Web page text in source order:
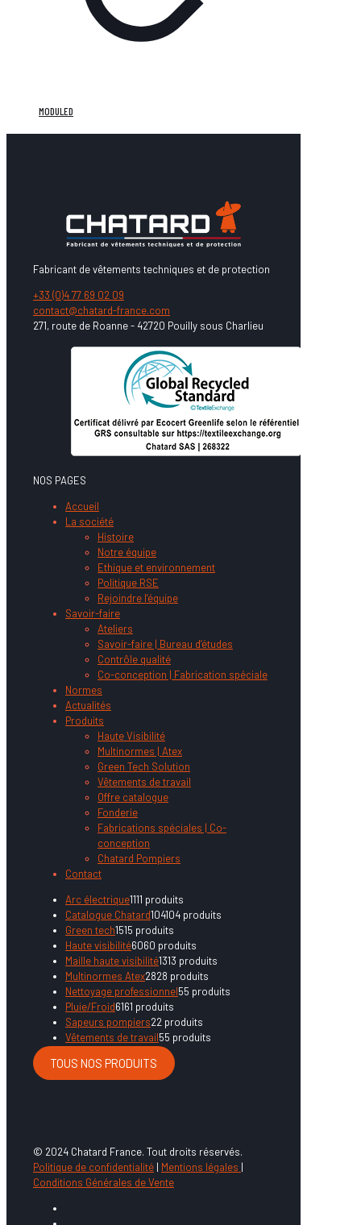
MODULED
Fabricant de vêtements techniques et de protection
+33 (0)4 77 69 02 09
contact@chatard-france.com
271, route de Roanne - 42720 Pouilly sous Charlieu
NOS PAGES
Accueil
La société
Histoire
Notre équipe
Ethique et environnement
Politique RSE
Rejoindre l’équipe
Savoir-faire
Ateliers
Savoir-faire | Bureau d’études
Contrôle qualité
Co-conception | Fabrication spéciale
Normes
Actualités
Produits
Haute Visibilité
Multinormes | Atex
Green Tech Solution
Vêtements de travail
Offre catalogue
Fonderie
Fabrications spéciales | Co-
conception
Chatard Pompiers
Contact
Arc électrique1111 produits
Catalogue Chatard104104 produits
Green tech1515 produits
Haute visibilité6060 produits
Maille haute visibilité1313 produits
Multinormes Atex2828 produits
Nettoyage professionnel55 produits
Pluie/Froid6161 produits
Sapeurs pompiers22 produits
Vêtements de travail55 produits
TOUS NOS PRODUITS
© 2024 Chatard France. Tout droits réservés.
Politique de confidentialité | Mentions légales |
Conditions Générales de Vente